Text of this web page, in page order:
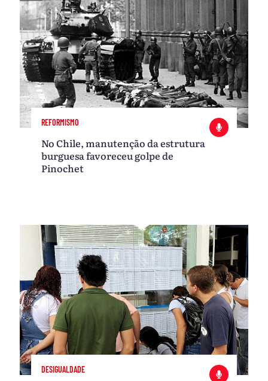
REFORMISMO
No Chile, manutenção da estrutura
burguesa favoreceu golpe de
Pinochet
DESIGUALDADE